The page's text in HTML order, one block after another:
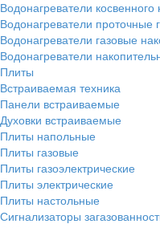
Водонагреватели косвенного
Водонагреватели проточные
Водонагреватели газовые
Водонагреватели
Плиты
Встраиваемая техника
Панели встраиваемые
Духовки встраиваемые
Плиты напольные
Плиты газовые
Плиты газоэлектрические
Плиты электрические
Плиты настольные
Сигнализаторы